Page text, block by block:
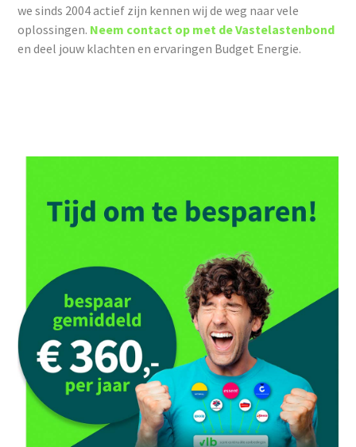
we sinds 2004 actief zijn kennen wij de weg naar vele
oplossingen. Neem contact op met de Vastelastenbond
en deel jouw klachten en ervaringen Budget Energie.